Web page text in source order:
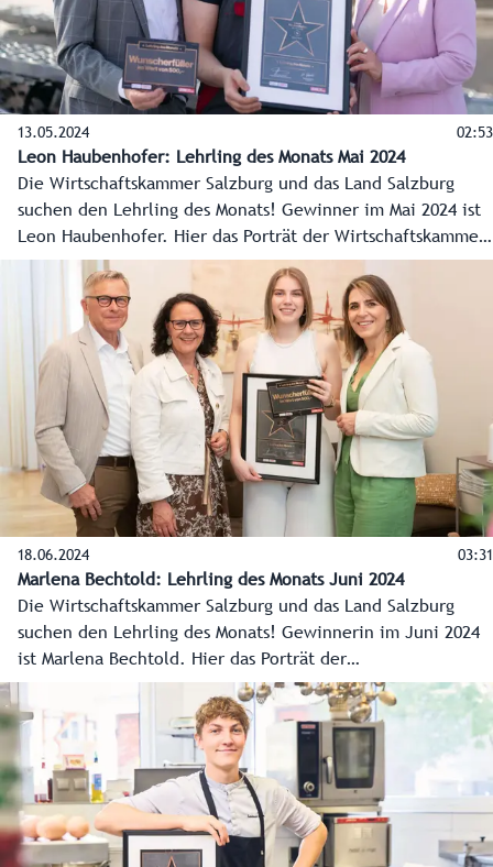
13.05.2024 02:53
Leon Haubenhofer: Lehrling des Monats Mai 2024
Die Wirtschaftskammer Salzburg und das Land Salzburg
suchen den Lehrling des Monats! Gewinner im Mai 2024 ist
Leon Haubenhofer. Hier das Porträt der Wirtschaftskammer
Salzburg.
18.06.2024 03:31
Marlena Bechtold: Lehrling des Monats Juni 2024
Die Wirtschaftskammer Salzburg und das Land Salzburg
suchen den Lehrling des Monats! Gewinnerin im Juni 2024
ist Marlena Bechtold. Hier das Porträt der
Wirtschaftskammer Salzburg.